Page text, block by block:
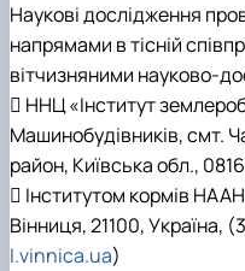
Наукові дослідження
напрямами в тісній
вітчизняними науково-
 ННЦ «Інститут
Машинобудівників, смт.
район, Київська обл.,
 Інститутом кормів
Вінниця, 21100, Україна,
l.vinnica.ua)